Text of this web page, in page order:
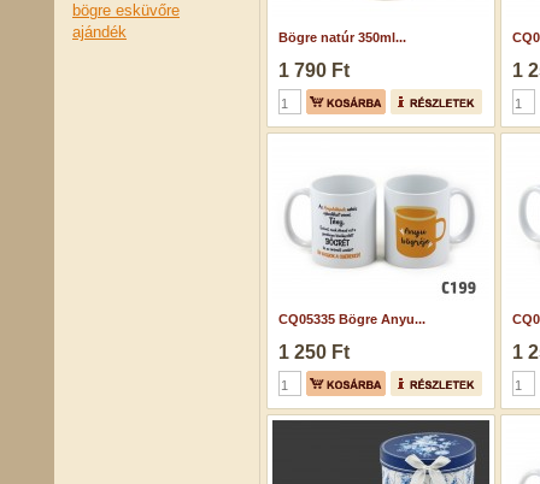
bögre esküvőre
ajándék
Bögre natúr 350ml...
1 790 Ft 1
CQ05335 Bögre Anyu...
1 250 Ft 1